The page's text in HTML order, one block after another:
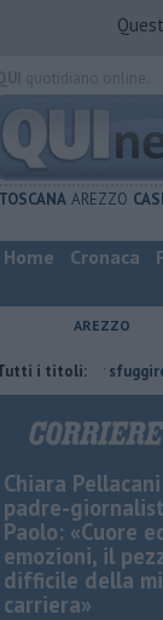
TOSCANA AREZZO
Home Cronaca
AREZZO
i titoli:
bar per sfuggire alla
Chiara
padre-
Paolo: «Cuore
emozioni, il
difficile della
carriera»